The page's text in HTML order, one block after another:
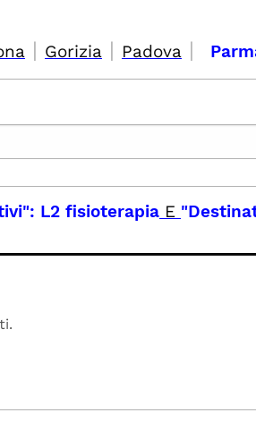
| Gorizia | Padova |
L2 fisioterapia E